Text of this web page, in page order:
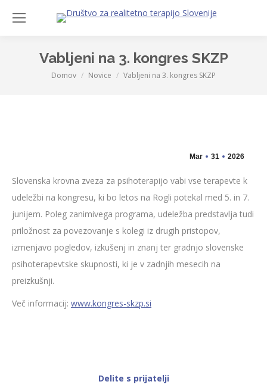
Vabljeni na 3. kongres SKZP
You are here:
Domov Novice Vabljeni na 3. kongres SKZP
Mar 31 2026
Slovenska krovna zveza za psihoterapijo vabi vse terapevte k
udeležbi na kongresu, ki bo letos na Rogli potekal med 5. in 7.
junijem. Poleg zanimivega programa, udeležba predstavlja tudi
priložnost za povezovanje s kolegi iz drugih pristopov,
izmenjavo pogledov, izkušenj in znanj ter gradnjo slovenske
psihoterapevtske skupnosti, ki je v zadnjih mesecih na
preizkušnji.
Več informacij: www.kongres-skzp.si
Delite s prijatelji